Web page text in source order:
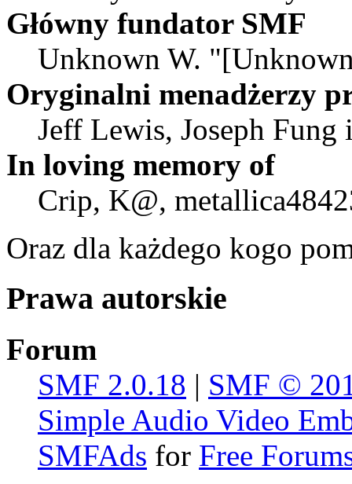
Główny fundator SMF
Unknown W.
Oryginalni menadżerzy
Jeff Lewis, Joseph
In loving memory of
Crip, K@,
Oraz dla każdego kogo
Prawa autorskie
Forum
SMF 2.0.18 | SMF ©
Simple Audio Video
SMFAds for Free